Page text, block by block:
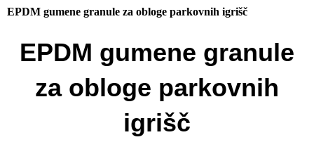
EPDM gumene granule za obloge parkovnih igrišč
EPDM gumene granule
za obloge parkovnih
igrišč